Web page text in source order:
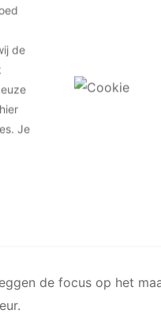
de focus op het
de
Je